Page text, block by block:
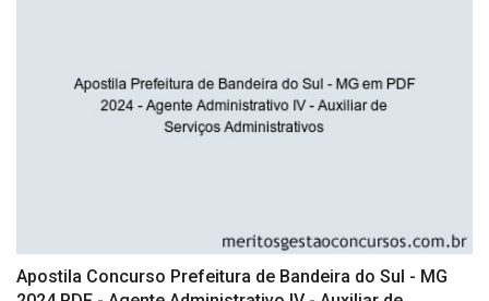
Apostila Concurso Prefeitura de Bandeira do Sul - MG